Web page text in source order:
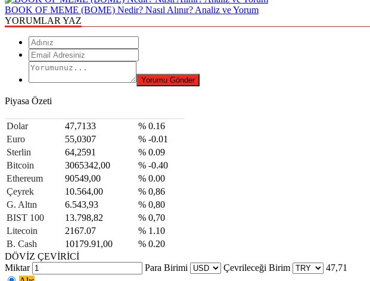
BOOK OF MEME (BOME) Nedir? Nasıl Alınır? Analiz ve Yorum
YORUMLAR YAZ
Piyasa Özeti
Dolar 47,7133
% 0.16
Euro
55,0307
% -0.01
Sterlin
64,2591
% 0.09
Bitcoin
3065342,00
% -0.40
Ethereum
90549,00
% 0.00
Çeyrek
10.564,00
% 0,86
G. Altın
6.543,93
% 0,80
BIST 100
13.798,82
% 0,70
Litecoin
2167.07
% 1.10
B. Cash
10179.91,00
% 0.20
DÖVİZ ÇEVİRİCİ
Miktar
Para Birimi Çevrileceği Birim
47,71